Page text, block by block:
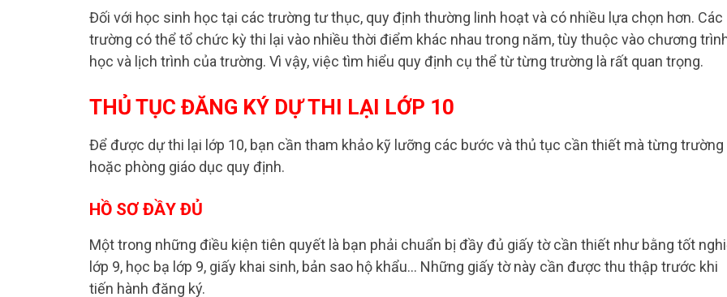
Đối với học sinh học tại các trường tư thục, quy định thường linh hoạt và có nhiều lựa chọn hơn. Các
trường có thể tổ chức kỳ thi lại vào nhiều thời điểm khác nhau trong năm, tùy thuộc vào chương
học và lịch trình của trường. Vì vậy, việc tìm hiểu quy định cụ thể từ từng trường là rất quan trọng.
THỦ TỤC ĐĂNG KÝ DỰ THI LẠI LỚP 10
Để được dự thi lại lớp 10, bạn cần tham khảo kỹ lưỡng các bước và thủ tục cần thiết mà từng trường
hoặc phòng giáo dục quy định.
HỒ SƠ ĐẦY ĐỦ
Một trong những điều kiện tiên quyết là bạn phải chuẩn bị đầy đủ giấy tờ cần thiết như bằng tốt
lớp 9, học bạ lớp 9, giấy khai sinh, bản sao hộ khẩu… Những giấy tờ này cần được thu thập trước khi
tiến hành đăng ký.